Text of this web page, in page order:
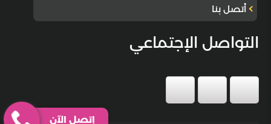
أتصل بنا
التواصل الإجتماعي
إتصل الآن